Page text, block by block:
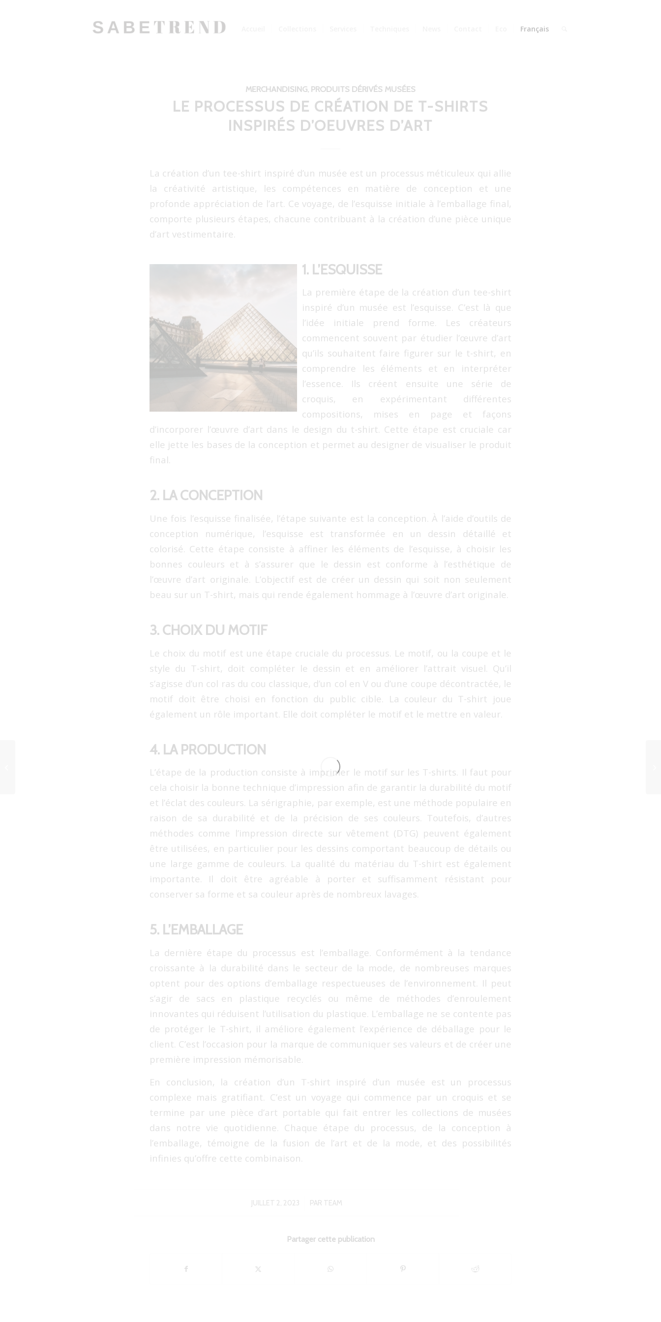
Français
MERCHANDISING, PRODUITS DÉRIVÉS MUSÉES
LE PROCESSUS DE CRÉATION DE T-SHIRTS
INSPIRÉS D’OEUVRES D’ART
La création d’un tee-shirt inspiré d’un musée est un processus méticuleux qui allie
la créativité artistique, les compétences en matière de conception et une
profonde appréciation de l’art. Ce voyage, de l’esquisse initiale à l’emballage final,
comporte plusieurs étapes, chacune contribuant à la création d’une pièce unique
d’art vestimentaire.
1. L’ESQUISSE
La première étape de la création d’un tee-shirt
inspiré d’un musée est l’esquisse. C’est là que
l’idée initiale prend forme. Les créateurs
commencent souvent par étudier l’œuvre d’art
qu’ils souhaitent faire figurer sur le t-shirt, en
comprendre les éléments et en interpréter
l’essence. Ils créent ensuite une série de
croquis, en expérimentant différentes
compositions, mises en page et façons
d’incorporer l’œuvre d’art dans le design du t-shirt. Cette étape est cruciale car
elle jette les bases de la conception et permet au designer de visualiser le produit
final.
2. LA CONCEPTION
Une fois l’esquisse finalisée, l’étape suivante est la conception. À l’aide d’outils de
conception numérique, l’esquisse est transformée en un dessin détaillé et
colorisé. Cette étape consiste à affiner les éléments de l’esquisse, à choisir les
bonnes couleurs et à s’assurer que le dessin est conforme à l’esthétique de
l’œuvre d’art originale. L’objectif est de créer un dessin qui soit non seulement
beau sur un T-shirt, mais qui rende également hommage à l’œuvre d’art originale.
3. CHOIX DU MOTIF
Le choix du motif est une étape cruciale du processus. Le motif, ou la coupe et le
style du T-shirt, doit compléter le dessin et en améliorer l’attrait visuel. Qu’il
s’agisse d’un col ras du cou classique, d’un col en V ou d’une coupe décontractée, le
motif doit être choisi en fonction du public cible. La couleur du T-shirt joue
également un rôle important. Elle doit compléter le motif et le mettre en valeur.
4. LA PRODUCTION
L’étape de la production consiste à imprimer le motif sur les T-shirts. Il faut pour
cela choisir la bonne technique d’impression afin de garantir la durabilité du motif
et l’éclat des couleurs. La sérigraphie, par exemple, est une méthode populaire en
raison de sa durabilité et de la précision de ses couleurs. Toutefois, d’autres
méthodes comme l’impression directe sur vêtement (DTG) peuvent également
être utilisées, en particulier pour les dessins comportant beaucoup de détails ou
une large gamme de couleurs. La qualité du matériau du T-shirt est également
importante. Il doit être agréable à porter et suffisamment résistant pour
conserver sa forme et sa couleur après de nombreux lavages.
5. L’EMBALLAGE
La dernière étape du processus est l’emballage. Conformément à la tendance
croissante à la durabilité dans le secteur de la mode, de nombreuses marques
optent pour des options d’emballage respectueuses de l’environnement. Il peut
s’agir de sacs en plastique recyclés ou même de méthodes d’enroulement
innovantes qui réduisent l’utilisation du plastique. L’emballage ne se contente pas
de protéger le T-shirt, il améliore également l’expérience de déballage pour le
client. C’est l’occasion pour la marque de communiquer ses valeurs et de créer une
première impression mémorisable.
En conclusion, la création d’un T-shirt inspiré d’un musée est un processus
complexe mais gratifiant. C’est un voyage qui commence par un croquis et se
termine par une pièce d’art portable qui fait entrer les collections de musées
dans notre vie quotidienne. Chaque étape du processus, de la conception à
l’emballage, témoigne de la fusion de l’art et de la mode, et des possibilités
infinies qu’offre cette combinaison.
JUILLET 2, 2023
/ PAR TEAM
Partager cette publication